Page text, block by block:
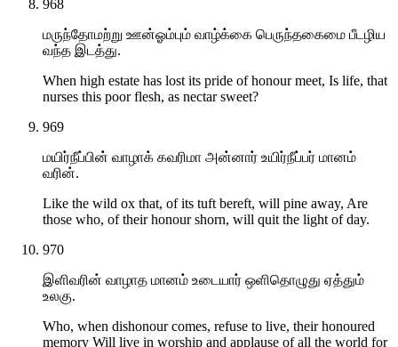
968
மருந்தோமற்று ஊன்ஓம்பும் வாழ்க்கை பெருந்தகைமை பீடழிய
வந்த இடத்து.
When high estate has lost its pride of honour meet, Is life, that
nurses this poor flesh, as nectar sweet?
969
மயிர்நீப்பின் வாழாக் கவரிமா அன்னார் உயிர்நீப்பர் மானம்
வரின்.
Like the wild ox that, of its tuft bereft, will pine away, Are
those who, of their honour shorn, will quit the light of day.
970
இளிவரின் வாழாத மானம் உடையார் ஒளிதொழுது ஏத்தும்
உலகு.
Who, when dishonour comes, refuse to live, their honoured
memory Will live in worship and applause of all the world for